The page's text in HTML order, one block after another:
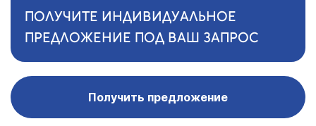
ПОЛУЧИТЕ ИНДИВИДУАЛЬНОЕ
ПРЕДЛОЖЕНИЕ ПОД ВАШ ЗАПРОС
Получить предложение